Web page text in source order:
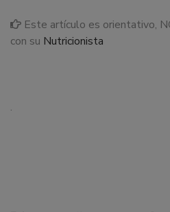
Este artículo es orientativo,
con su Nutricionista
.